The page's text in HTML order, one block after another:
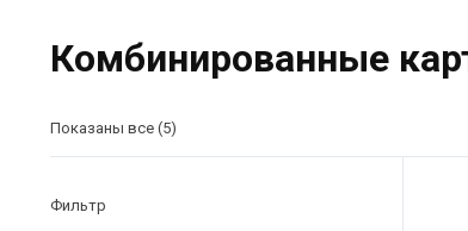
Комбинированные
Показаны все (5)
Фильтр